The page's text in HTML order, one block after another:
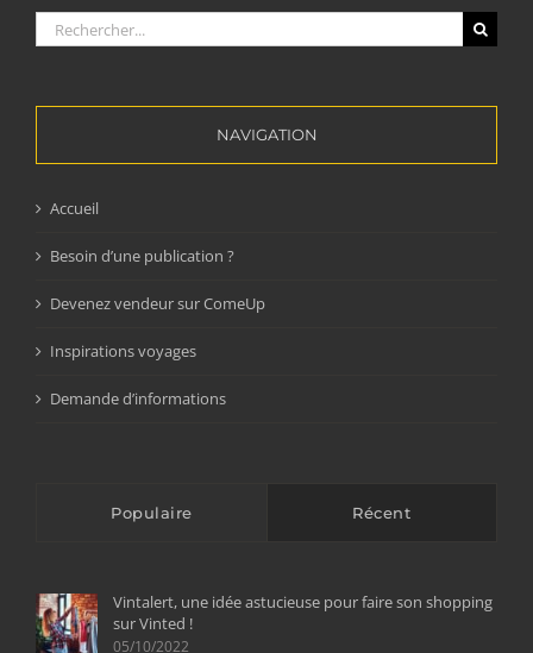
Rechercher:
NAVIGATION
Accueil
Besoin d’une publication ?
Devenez vendeur sur ComeUp
Inspirations voyages
Demande d’informations
Populaire Récent
Vintalert, une idée astucieuse pour faire son shopping
sur Vinted !
05/10/2022